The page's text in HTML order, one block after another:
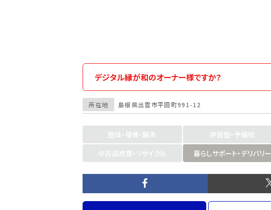
デジタル縁が和のオーナー様ですか？
所在地 島根県出雲市平田町991-12
整体・接骨・鍼灸 学習塾・予備校
中古品売買・リサイクル
暮らしサポート・デリバリー